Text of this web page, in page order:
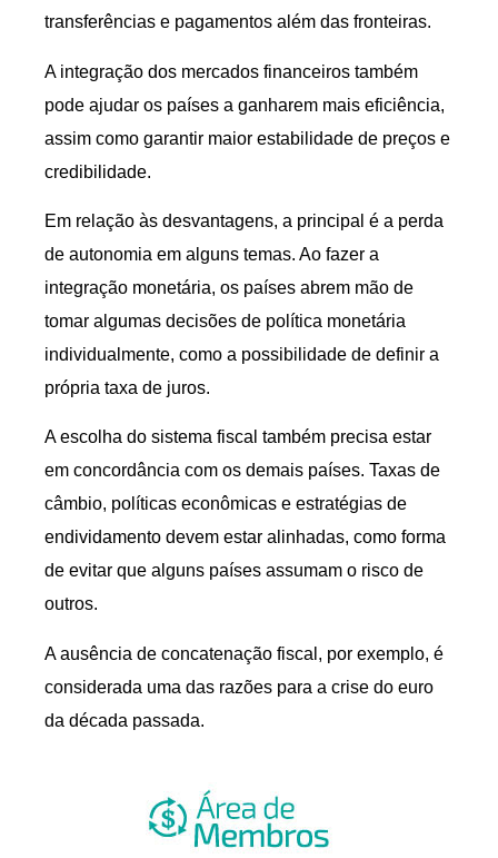
transferências e pagamentos além das fronteiras.
A integração dos mercados financeiros também
pode ajudar os países a ganharem mais eficiência,
assim como garantir maior estabilidade de preços e
credibilidade.
Em relação às desvantagens, a principal é a perda
de autonomia em alguns temas. Ao fazer a
integração monetária, os países abrem mão de
tomar algumas decisões de política monetária
individualmente, como a possibilidade de definir a
própria taxa de juros.
A escolha do sistema fiscal também precisa estar
em concordância com os demais países. Taxas de
câmbio, políticas econômicas e estratégias de
endividamento devem estar alinhadas, como forma
de evitar que alguns países assumam o risco de
outros.
A ausência de concatenação fiscal, por exemplo, é
considerada uma das razões para a crise do euro
da década passada.